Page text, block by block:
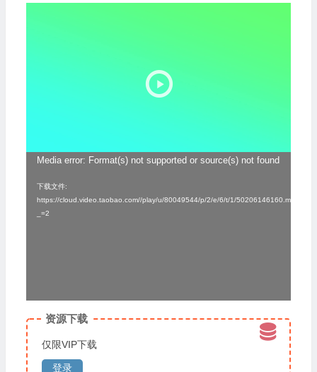
Media error: Format(s) not supported or source(s) not found
下载文件:
https://cloud.video.taobao.com//play/u/80049544/p/2/e/6/t/1/50206146160.mp4?
_=2
资源下载
仅限VIP下载
登录